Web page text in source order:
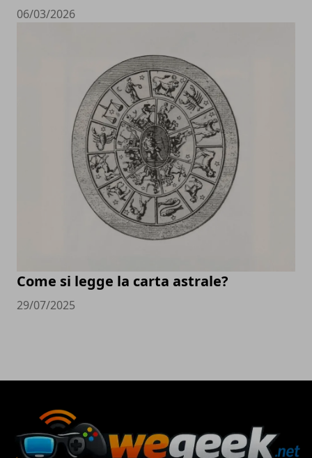
06/03/2026
Come si legge la carta astrale?
29/07/2025